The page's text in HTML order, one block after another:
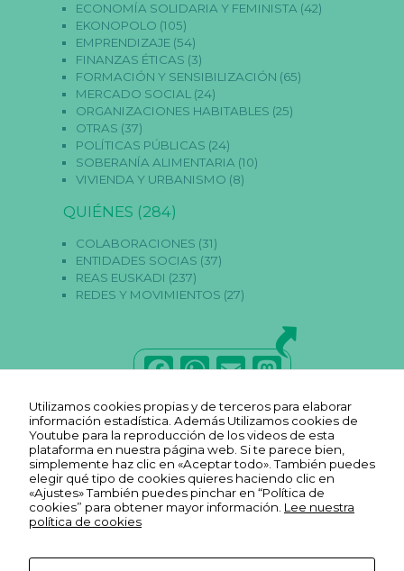
ECONOMÍA SOLIDARIA Y FEMINISTA (42)
EKONOPOLO (105)
EMPRENDIZAJE(54)
FINANZAS ÉTICAS (3)
FORMACIÓN Y SENSIBILIZACIÓN (65)
MERCADO SOCIAL(24)
ORGANIZACIONES HABITABLES (25)
OTRAS (37)
POLÍTICAS PÚBLICAS (24)
SOBERANÍA ALIMENTARIA (10)
VIVIENDA Y URBANISMO (8)
QUIÉNES (284)
COLABORACIONES (31)
ENTIDADES SOCIAS (37)
REAS EUSKADI (237)
REDES Y MOVIMIENTOS (27)
F
a
c
e
b
o
W
h
a
ts
A
p
E
m
ai
l
M
a
st
o
d
o
Utilizamos cookies propias y de terceros para elaborar
información estadística. Además Utilizamos cookies de
Youtube para la reproducción de los videos de esta
plataforma en nuestra página web. Si te parece bien,
simplemente haz clic en «Aceptar todo». También puedes
elegir qué tipo de cookies quieres haciendo clic en
«Ajustes» También puedes pinchar en “Política de
cookies” para obtener mayor información. Lee nuestra
política de cookies